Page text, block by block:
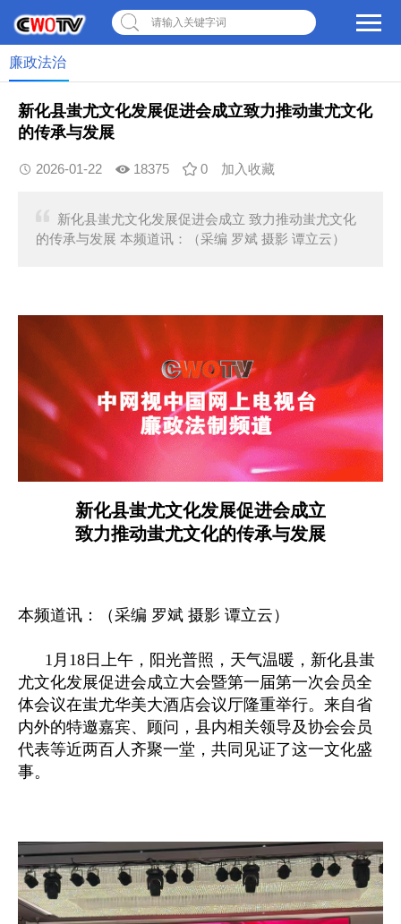
请输入关键字词
廉政法治
新化县蚩尤文化发展促进会成立致力推动蚩尤文化
的传承与发展
2026-01-22 18375 0 加入收藏
新化县蚩尤文化发展促进会成立 致力推动蚩尤文化
的传承与发展 本频道讯：（采编 罗斌 摄影 谭立云）
新化县蚩尤文化发展促进会成立
致力推动蚩尤文化的传承与发展
本频道讯：（采编 罗斌 摄影 谭立云）
1 月 18 日上午，阳光普照，天气温暖，新化县蚩
尤文化发展促进会成立大会暨第一届第一次会员全
体会议在蚩尤华美大酒店会议厅隆重举行。来自省
内外的特邀嘉宾、顾问，县内相关领导及协会会员
代表等近两百人齐聚一堂，共同见证了这一文化盛
事。